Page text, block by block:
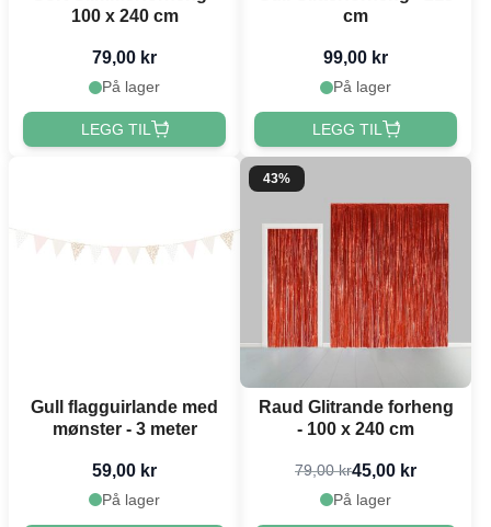
100 x 240 cm
79,00 kr
På lager
LEGG TIL
cm
99,00 kr
På lager
LEGG TIL
Gull flagguirlande med
mønster - 3 meter
59,00 kr
På lager
43%
Raud Glitrande forheng
- 100 x 240 cm
79,00 kr45,00 kr
På lager